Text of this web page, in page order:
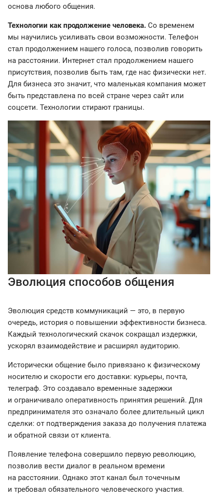
основа любого общения.
Технологии как продолжение человека. Со временем
мы научились усиливать свои возможности. Телефон
стал продолжением нашего голоса, позволив говорить
на расстоянии. Интернет стал продолжением нашего
присутствия, позволив быть там, где нас физически нет.
Для бизнеса это значит, что маленькая компания может
быть представлена по всей стране через сайт или
соцсети. Технологии стирают границы.
Эволюция способов общения
Эволюция средств коммуникаций — это, в первую
очередь, история о повышении эффективности бизнеса.
Каждый технологический скачок сокращал издержки,
ускорял взаимодействие и расширял аудиторию.
Исторически общение было привязано к физическому
носителю и скорости его доставки: курьеры, почта,
телеграф. Это создавало временные задержки
и ограничивало оперативность принятия решений. Для
предпринимателя это означало более длительный цикл
сделки: от подтверждения заказа до получения платежа
и обратной связи от клиента.
Появление телефона совершило первую революцию,
позволив вести диалог в реальном времени
на расстоянии. Однако этот канал был точечным
и требовал обязательного человеческого участия.